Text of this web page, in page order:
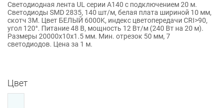
Светодиодная лента UL серии A140 с подключением 20 м.
Светодиоды SMD 2835, 140 шт/м, белая плата шириной 10 мм,
скотч 3M. Цвет БЕЛЫЙ 6000K, индекс цветопередачи CRI>90,
угол 120°. Питание 48 В, мощность 12 Вт/м (240 Вт на 20 м).
Размеры 20000x10x1.5 мм. Мин. отрезок 50 мм, 7
светодиодов. Цена за 1 м.
Цвет